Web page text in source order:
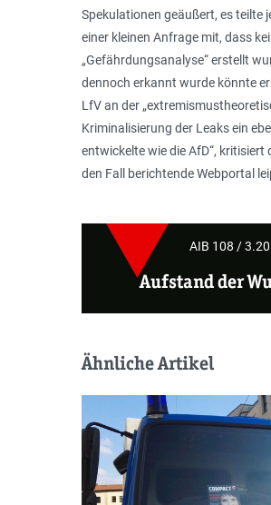
Spekulationen geäußert, es teilte
einer kleinen Anfrage mit, dass
„Gefährdungsanalyse“ erstellt
dennoch erkannt wurde könnte
LfV an der „
Kriminalisierung der Leaks ein
entwickelte wie die AfD“, kritisiert
den Fall berichtende Webportal
AIB 108 /
Aufstand der
Ähnliche Artikel